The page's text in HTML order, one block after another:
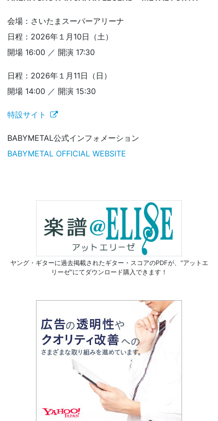
会場：さいたまスーパーアリーナ
日程：2026年１月10日（土）
開場 16:00 ／ 開演 17:30
日程：2026年１月11日（日）
開場 14:00 ／ 開演 15:30
特設サイト
BABYMETAL公式インフォメーション
BABYMETAL OFFICIAL WEBSITE
ヤング・ギターに過去掲載されたギター・スコアのPDFが、 “アットエ
リーゼ”にてダウンロード購入できます！